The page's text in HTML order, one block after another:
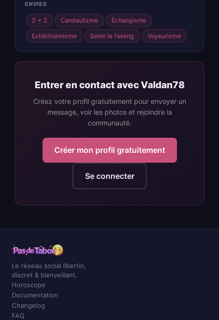
ENVIES
2 + 2 Candaulisme Échangisme
Exhibitionnisme Selon le feeling Voyeurisme
Entrer en contact avec Valdan78
Créez votre profil gratuitement pour envoyer un
message, voir les photos et rejoindre la
communauté.
Créer mon profil gratuitement
Se connecter
Le réseau social libertin,
discret & bienveillant.
Horoscope
Documentation
Changelog
FAQ